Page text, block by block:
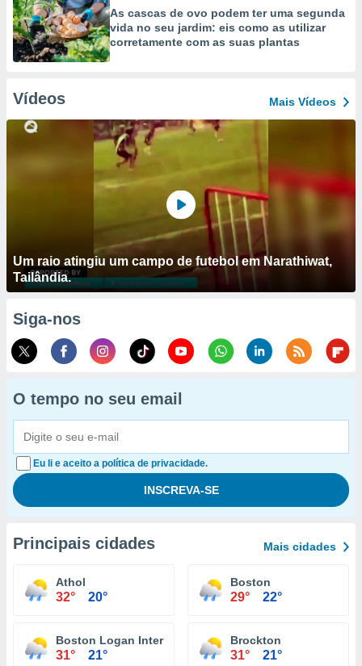
As cascas de ovo podem ter uma segunda
vida no seu jardim: eis como as utilizar
corretamente com as suas plantas
Vídeos Mais Vídeos
Um raio atingiu um campo de futebol em Narathiwat,
Tailândia.
Siga-nos
O tempo no seu email
Eu li e aceito a política de privacidade.
Principais cidades Mais cidades
Athol
32° 20°
Boston
29° 22°
Boston Logan International Airport
31° 21°
Brockton
31° 21°